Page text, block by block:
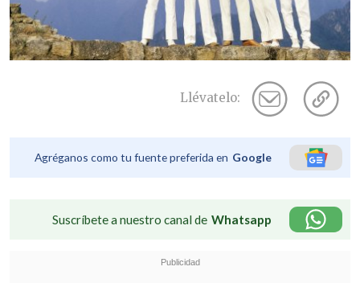
Llévatelo:
Agréganos como tu fuente preferida en Google
Suscríbete a nuestro canal de Whatsapp